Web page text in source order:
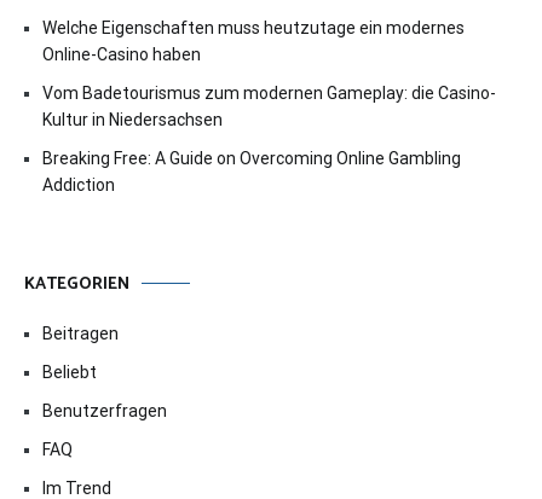
Welche Eigenschaften muss heutzutage ein modernes
Online-Casino haben
Vom Badetourismus zum modernen Gameplay: die Casino-
Kultur in Niedersachsen
Breaking Free: A Guide on Overcoming Online Gambling
Addiction
KATEGORIEN
Beitragen
Beliebt
Benutzerfragen
FAQ
Im Trend